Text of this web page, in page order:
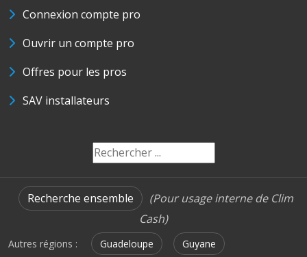
Connexion compte pro
Ouvrir un compte pro
Offres pour les pros
SAV installateurs
Recherche ensemble
(Pour usage interne de Clim
Cash)
Autres régions : Guadeloupe Guyane